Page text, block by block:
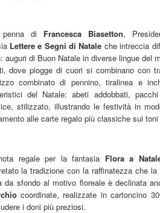
penna di Francesca Biasetton,
Lettere e Segni di Natale che intreccia
auguri di Buon Natale in diverse lingue del
dove piogge di cuori si combinano con
combinato di pennino, tiralinea e
del Natale: abeti addobbati,
stilizzato, illustrando le festività in
alle carte regalo più classiche sui
regale per la fantasia Flora a
la tradizione con la raffinatezza che
da sfondo al motivo floreale è declinata
coordinate, realizzate in cartoncino
i doni più preziosi.